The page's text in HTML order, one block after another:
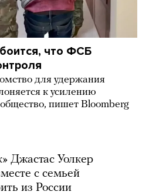
что ФСБ
для удержания
к усилению
пишет Bloomberg
Джастас Уолкер
с семьей
из России